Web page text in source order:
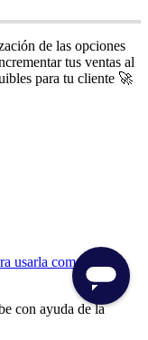
de las opciones
tus ventas al
para tu cliente 🚀
usarla como banner
con ayuda de la